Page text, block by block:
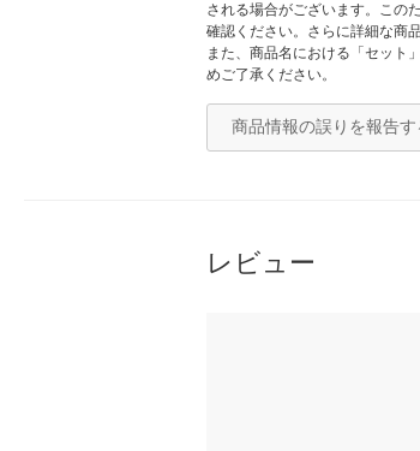
される場合がございます。この
確認ください。さらに詳細な商
また、商品名における「セット
めご了承ください。
商品情報の誤りを報告す
レビュー